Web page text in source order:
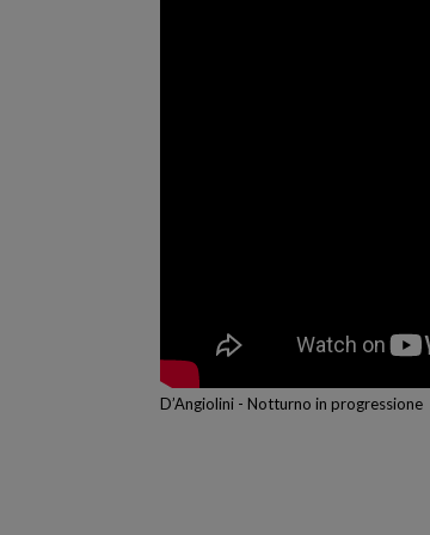
D’Angiolini - Notturno in progressione